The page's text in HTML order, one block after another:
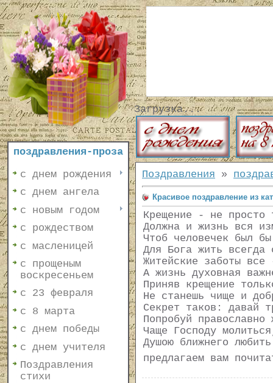
поздравления-проза
с днем рождения
с днем ангела
с новым годом
с рождеством
с масленицей
с прощеным
воскресеньем
с 23 февраля
с 8 марта
с днем победы
с днем учителя
Поздравления
стихи
Загрузка...
Поздравления »
Красивое поздравление из
Крещение - не просто
Должна и жизнь вся
Чтоб человечек был
Для Бога жить всегда
Житейские заботы
А жизнь духовная
Приняв крещение
Не станешь чище и
Секрет таков: давай
Попробуй православно
Чаще Господу
Душою ближнего
предлагаем вам